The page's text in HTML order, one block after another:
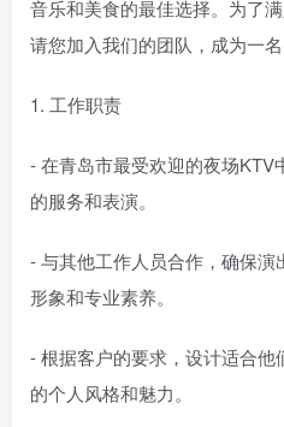
音乐和美食的最佳选择。为了
请您加入我们的团队，成为一名
1. 工作职责
- 在青岛市最受欢迎的夜场
的服务和表演。
- 与其他工作人员合作，确保
形象和专业素养。
- 根据客户的要求，设计适合
的个人风格和魅力。